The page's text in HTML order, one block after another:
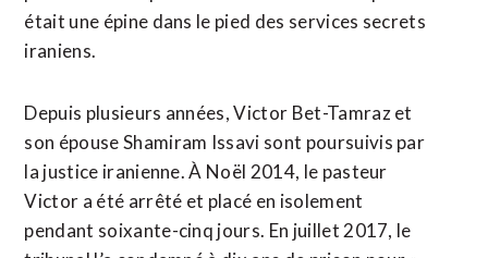
était une épine dans le pied des services secrets
iraniens.
Depuis plusieurs années, Victor Bet-Tamraz et
son épouse Shamiram Issavi sont poursuivis par
la justice iranienne. À Noël 2014, le pasteur
Victor a été arrêté et placé en isolement
pendant soixante-cinq jours. En juillet 2017, le